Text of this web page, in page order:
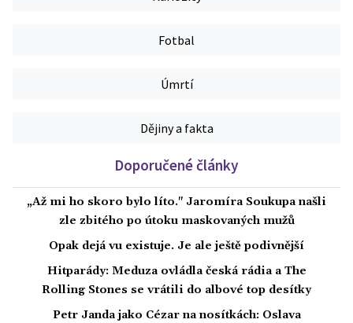
Fotbal
Úmrtí
Dějiny a fakta
Doporučené články
„Až mi ho skoro bylo líto." Jaromíra Soukupa našli
zle zbitého po útoku maskovaných mužů
Opak dejá vu existuje. Je ale ještě podivnější
Hitparády: Meduza ovládla česká rádia a The
Rolling Stones se vrátili do albové top desítky
Petr Janda jako Cézar na nosítkách: Oslava